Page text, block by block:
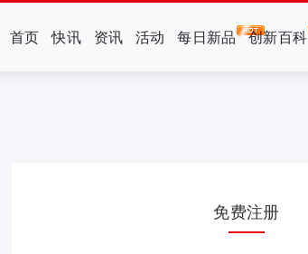
首页 快讯 资讯 活动 每日新品 创新百科
免费注册